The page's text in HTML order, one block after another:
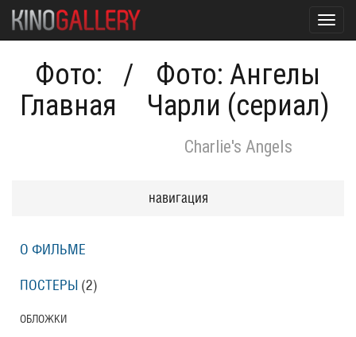
Фото:
Главная
/
Фото: Ангелы
Чарли (сериал)
Charlie's Angels
навигация
О ФИЛЬМЕ
ПОСТЕРЫ (2)
ОБЛОЖКИ